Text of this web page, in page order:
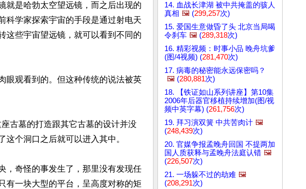
就是哈勃太空望远镜，而之后出现的
科学家探索宇宙的手段是通过射电天
这些宇宙望远镜，就可以看到不同的
眼观看到的。但这种传统的说法被英
古墓的打造跟其它古墓的设计并没
个洞口之后就可以进入其中。
，奇怪的事发生了，那里没有发现任
有一块大型的平台，呈高度对称的矩
14. 血战长津湖 被中共掩盖的骇人
真相 🖼️ (299,257次)
15. 爱国生意做昏了头 北京当局喝
令刹车 🖼️ (289,318次)
16. 精彩视频：时事小品 晚舟坑爹
(图/4视频) (281,470次)
17. 病毒的秘密能永远保密吗？
🖼️ (280,881次)
18. 【铁证如山系列讲座】第10集
2006年后器官移植持续增加(图/视
频中英字幕) (261,756次)
19. 拜习演双簧 中共苦肉计 🖼️
(248,439次)
20. 官媒争报孟晚舟回国 不提两加
国人质获释与孟晚舟法庭认错 🖼️
(226,507次)
21. 一场躲不过的劫难 🖼️
(208,291次)